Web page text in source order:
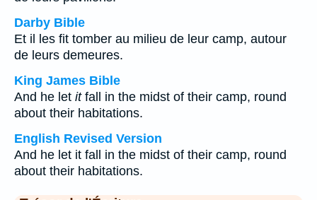
Darby Bible
Et il les fit tomber au milieu de leur camp, autour
de leurs demeures.
King James Bible
And he let itfall in the midst of their camp, round
about their habitations.
English Revised Version
And he let it fall in the midst of their camp, round
about their habitations.